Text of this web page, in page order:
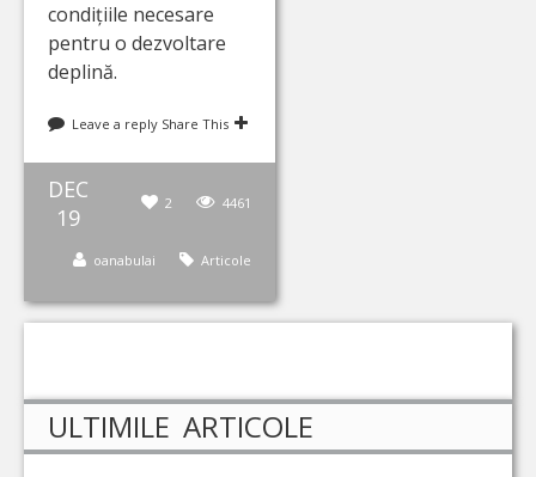
condițiile necesare
pentru o dezvoltare
deplină.
Leave a reply Share This
DEC
19
4461
2
Articole
oanabulai
ULTIMILE ARTICOLE